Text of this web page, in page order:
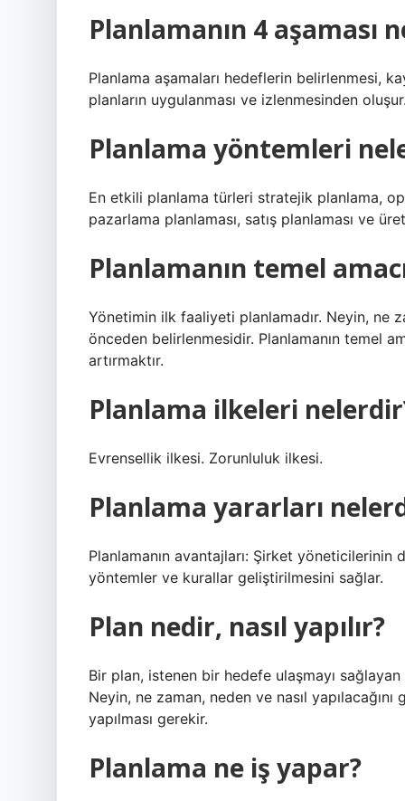
Planlamanın 4 aşaması
Planlama aşamaları hedeflerin belirlenmesi,
planların uygulanması ve izlenmesinden
Planlama yöntemleri
En etkili planlama türleri stratejik planlama,
pazarlama planlaması, satış planlaması ve
Planlamanın temel
Yönetimin ilk faaliyeti planlamadır. Neyin, ne
önceden belirlenmesidir. Planlamanın temel
artırmaktır.
Planlama ilkeleri
Evrensellik ilkesi. Zorunluluk ilkesi.
Planlama yararları
Planlamanın avantajları: Şirket
yöntemler ve kurallar geliştirilmesini sağlar.
Plan nedir, nasıl yapılır?
Bir plan, istenen bir hedefe ulaşmayı
Neyin, ne zaman, neden ve nasıl
yapılması gerekir.
Planlama ne iş yapar?